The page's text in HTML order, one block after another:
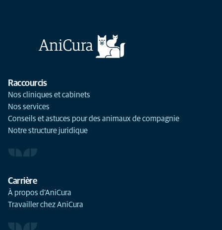
Raccourcis
Nos cliniques et cabinets
Nos services
Conseils et astuces pour des animaux de compagnie
Notre structure juridique
Carrière
À propos d’AniCura
Travailler chez AniCura